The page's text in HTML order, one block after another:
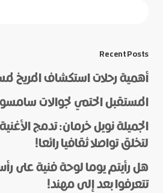
Name
*
Recent Posts
أهمية رحلات استكشاف المريخ
المستقبل الحتمي لجوالات
الجميلة نويل خرمان: تدمج الأغنية
لتخلق تواصلا ثقافيا رائعا!
هل رأيتم يوما لوحة فنية على
تتعرفوا بعد إلى مهند!